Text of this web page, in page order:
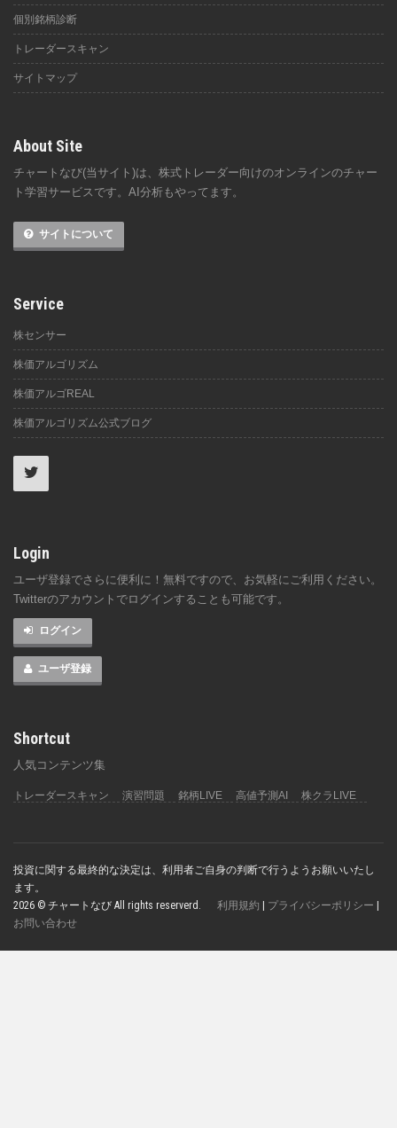
個別銘柄診断
トレーダースキャン
サイトマップ
About Site
チャートなび(当サイト)は、株式トレーダー向けのオンラインのチャー
ト学習サービスです。AI分析もやってます。
サイトについて
Service
株センサー
株価アルゴリズム
株価アルゴREAL
株価アルゴリズム公式ブログ
Login
ユーザ登録でさらに便利に！無料ですので、お気軽にご利用ください。
Twitterのアカウントでログインすることも可能です。
ログイン
ユーザ登録
Shortcut
人気コンテンツ集
トレーダースキャン 演習問題 銘柄LIVE 高値予測AI 株クラLIVE
投資に関する最終的な決定は、利用者ご自身の判断で行うようお願いいたし
ます。
2026 © チャートなび All rights reserverd. 利用規約 | プライバシーポリシー |
お問い合わせ